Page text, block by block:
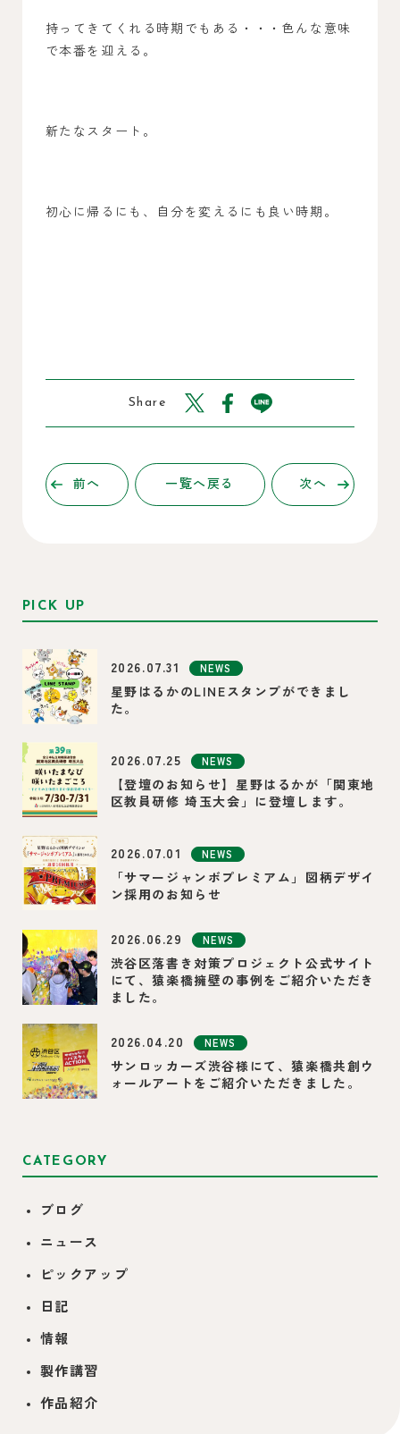
持ってきてくれる時期でもある・・・色んな意味
で本番を迎える。
新たなスタート。
初心に帰るにも、自分を変えるにも良い時期。
Share
前へ 一覧へ戻る 次へ
PICK UP
2026.07.31 NEWS
星野はるかのLINEスタンプができまし
た。
2026.07.25 NEWS
【登壇のお知らせ】星野はるかが「関東地
区教員研修 埼玉大会」に登壇します。
2026.07.01 NEWS
「サマージャンボプレミアム」図柄デザイ
ン採用のお知らせ
2026.06.29 NEWS
渋谷区落書き対策プロジェクト公式サイト
にて、猿楽橋擁壁の事例をご紹介いただき
ました。
2026.04.20 NEWS
サンロッカーズ渋谷様にて、猿楽橋共創ウ
ォールアートをご紹介いただきました。
CATEGORY
ブログ
ニュース
ピックアップ
日記
情報
製作講習
作品紹介